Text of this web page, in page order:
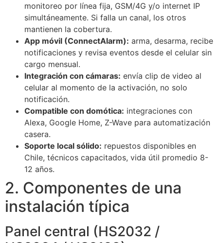
monitoreo por línea fija, GSM/4G y/o internet IP
simultáneamente. Si falla un canal, los otros
mantienen la cobertura.
App móvil (ConnectAlarm): arma, desarma, recibe
notificaciones y revisa eventos desde el celular sin
cargo mensual.
Integración con cámaras: envía clip de video al
celular al momento de la activación, no solo
notificación.
Compatible con domótica: integraciones con
Alexa, Google Home, Z-Wave para automatización
casera.
Soporte local sólido: repuestos disponibles en
Chile, técnicos capacitados, vida útil promedio 8-
12 años.
2. Componentes de una
instalación típica
Panel central (HS2032 /